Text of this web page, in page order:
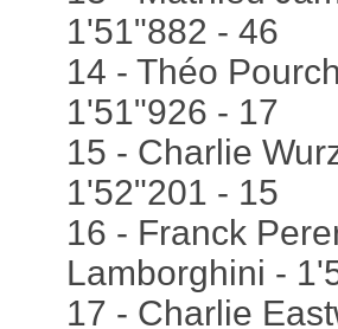
1'51"882 - 46
14 - Théo
1'51"926 - 17
15 - Charlie
1'52"201 - 15
16 - Franck
Lamborghini -
17 - Charlie